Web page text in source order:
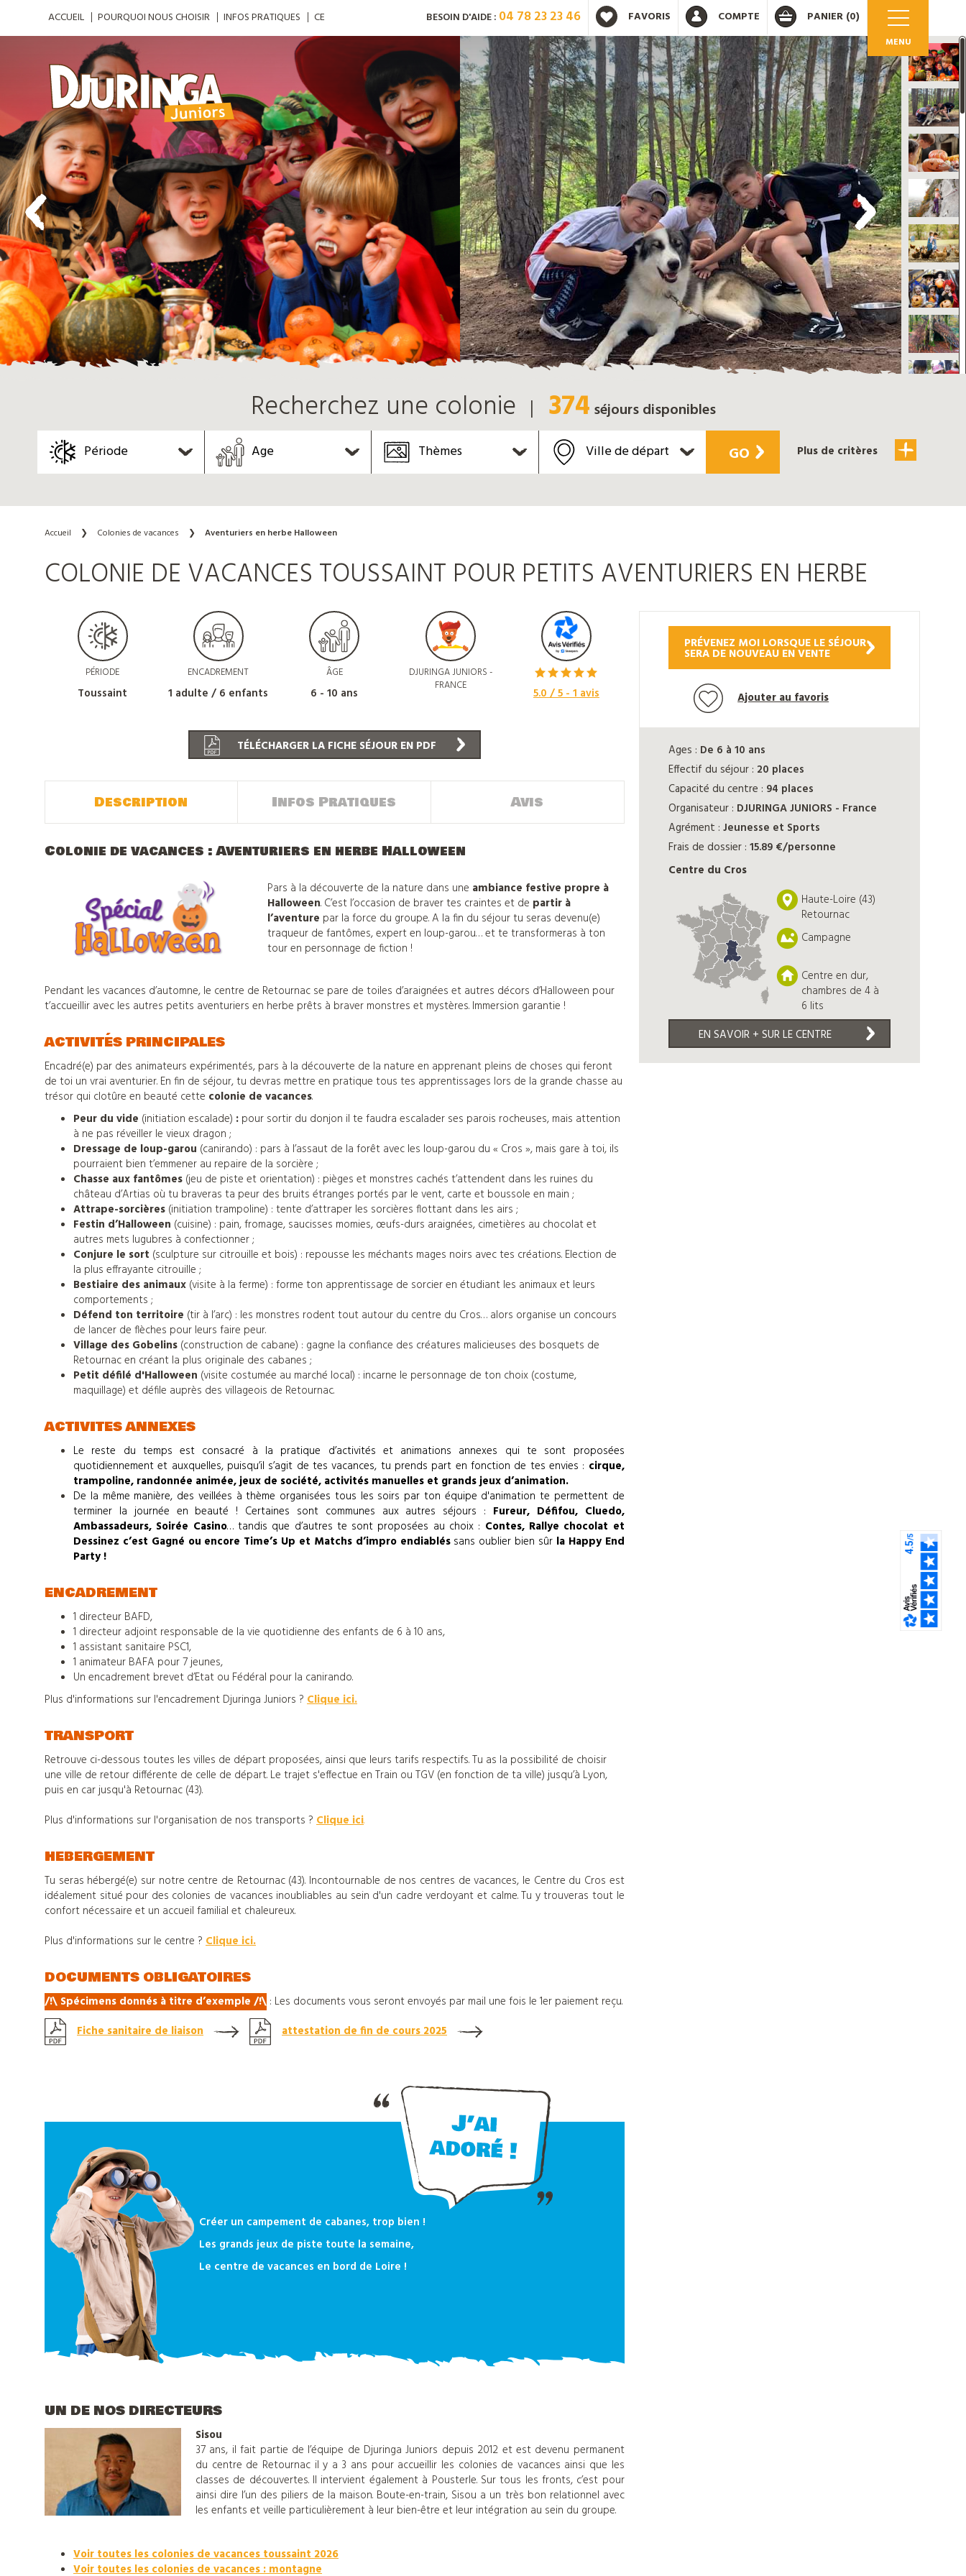
MENU
PANIER (0)
COMPTE
Vous avez déjà un compte ?
OK
Mot de passe oublié ?
Nouveau client ? Créez votre compte
FAVORIS
BESOIN D'AIDE : 04 78 23 23 46
ACCUEIL POURQUOI NOUS CHOISIR INFOS PRATIQUES CE
colonies
vacances
centres
d'hébergements
Informations
pratiques
Djuringa
actualités
Contact
Recherchez une colonie 374 séjoursdisponibles
Période Age Thèmes Ville de départ GO Plus de critères
Accueil ❯ Colonies de vacances ❯ Aventuriers en herbe Halloween
COLONIE DE VACANCES TOUSSAINT POUR PETITS AVENTURIERS EN HERBE
PÉRIODE
Toussaint
ENCADREMENT
1 adulte / 6 enfants
ÂGE
6 - 10 ans
DJURINGA JUNIORS -
FRANCE
5.0/ 5 -1avis
TÉLÉCHARGER LA FICHE SÉJOUR EN PDF
Description Infos Pratiques Avis
Colonie de vacances : Aventuriers en herbe Halloween
Pars à la découverte de la nature dans une ambiance festive propre à
Halloween. C’est l’occasion de braver tes craintes et de partir à
l’aventure par la force du groupe. A la fin du séjour tu seras devenu(e)
traqueur de fantômes, expert en loup-garou… et te transformeras à ton
tour en personnage de fiction !
Pendant les vacances d’automne, le centre de Retournac se pare de toiles d’araignées et autres décors d’Halloween pour
t’accueillir avec les autres petits aventuriers en herbe prêts à braver monstres et mystères. Immersion garantie !
ACTIVITÉS PRINCIPALES
Encadré(e) par des animateurs expérimentés, pars à la découverte de la nature en apprenant pleins de choses qui feront
de toi un vrai aventurier. En fin de séjour, tu devras mettre en pratique tous tes apprentissages lors de la grande chasse au
trésor qui clotûre en beauté cette colonie de vacances.
Peur du vide (initiation escalade) : pour sortir du donjon il te faudra escalader ses parois rocheuses, mais attention
à ne pas réveiller le vieux dragon ;
Dressage de loup-garou (canirando) : pars à l’assaut de la forêt avec les loup-garou du « Cros », mais gare à toi, ils
pourraient bien t’emmener au repaire de la sorcière ;
Chasse aux fantômes (jeu de piste et orientation) : pièges et monstres cachés t’attendent dans les ruines du
château d’Artias où tu braveras ta peur des bruits étranges portés par le vent, carte et boussole en main ;
Attrape-sorcières (initiation trampoline) : tente d’attraper les sorcières flottant dans les airs ;
Festin d’Halloween (cuisine) : pain, fromage, saucisses momies, œufs-durs araignées, cimetières au chocolat et
autres mets lugubres à confectionner ;
Conjure le sort (sculpture sur citrouille et bois) : repousse les méchants mages noirs avec tes créations. Election de
la plus effrayante citrouille ;
Bestiaire des animaux (visite à la ferme) : forme ton apprentissage de sorcier en étudiant les animaux et leurs
comportements ;
Défend ton territoire (tir à l’arc) : les monstres rodent tout autour du centre du Cros… alors organise un concours
de lancer de flèches pour leurs faire peur.
Village des Gobelins (construction de cabane) : gagne la confiance des créatures malicieuses des bosquets de
Retournac en créant la plus originale des cabanes ;
Petit défilé d'Halloween (visite costumée au marché local) : incarne le personnage de ton choix (costume,
maquillage) et défile auprès des villageois de Retournac.
ACTIVITES ANNEXES
Le reste du temps est consacré à la pratique d’activités et animations annexes qui te sont proposées
quotidiennement et auxquelles, puisqu’il s’agit de tes vacances, tu prends part en fonction de tes envies : cirque,
trampoline, randonnée animée, jeux de société, activités manuelles et grands jeux d’animation.
De la même manière, des veillées à thème organisées tous les soirs par ton équipe d'animation te permettent de
terminer la journée en beauté ! Certaines sont communes aux autres séjours : Fureur, Défifou, Cluedo,
Ambassadeurs, Soirée Casino… tandis que d’autres te sont proposées au choix : Contes, Rallye chocolat et
Dessinez c’est Gagné ou encore Time’s Up et Matchs d’impro endiabléssans oublier bien sûr la Happy End
Party !
ENCADREMENT
1 directeur BAFD,
1 directeur adjoint responsable de la vie quotidienne des enfants de 6 à 10 ans,
1 assistant sanitaire PSC1,
1 animateur BAFA pour 7 jeunes,
Un encadrement brevet d’Etat ou Fédéral pour la canirando.
Plus d'informations sur l'encadrement Djuringa Juniors ? Clique ici.
TRANSPORT
Retrouve ci-dessous toutes les villes de départ proposées, ainsi que leurs tarifs respectifs. Tu as la possibilité de choisir
une ville de retour différente de celle de départ. Le trajet s'effectue en Train ou TGV (en fonction de ta ville) jusqu’à Lyon,
puis en car jusqu'à Retournac (43).
Plus d'informations sur l'organisation de nos transports ? Clique ici.
HEBERGEMENT
Tu seras hébergé(e) sur notre centre de Retournac (43). Incontournable de nos centres de vacances, le Centre du Cros est
idéalement situé pour des colonies de vacances inoubliables au sein d'un cadre verdoyant et calme. Tu y trouveras tout le
confort nécessaire et un accueil familial et chaleureux.
Plus d'informations sur le centre ? Clique ici.
DOCUMENTS OBLIGATOIRES
/!\ Spécimens donnés à titre d’exemple /!\ : Les documents vous seront envoyés par mail une fois le 1er paiement reçu.
Fiche sanitaire de liaison
attestation de fin de cours 2025
Créer un campement de cabanes, trop bien !
Les grands jeux de piste toute la semaine,
Le centre de vacances en bord de Loire !
UN DE NOS DIRECTEURS
Sisou
37 ans, il fait partie de l’équipe de Djuringa Juniors depuis 2012 et est devenu permanent
du centre de Retournac il y a 3 ans pour accueillir les colonies de vacances ainsi que les
classes de découvertes. Il intervient également à Pousterle. Sur tous les fronts, c’est pour
ainsi dire l’un des piliers de la maison. Boute-en-train, Sisou a un très bon relationnel avec
les enfants et veille particulièrement à leur bien-être et leur intégration au sein du groupe.
Voir toutes les colonies de vacances toussaint 2026
Voir toutes les colonies de vacances : montagne
PRÉVENEZ MOI LORSQUE LE SÉJOUR
SERA DE NOUVEAU EN VENTE
Ajouter au favoris
Ages : De 6 à 10 ans
Effectif du séjour : 20 places
Capacité du centre : 94 places
Organisateur : DJURINGA JUNIORS - France
Agrément : Jeunesse et Sports
Frais de dossier : 15.89 €/personne
Centre du Cros
Haute-Loire (43)
Retournac
Campagne
Centre en dur,
chambres de 4 à
6 lits
EN SAVOIR + SUR LE CENTRE